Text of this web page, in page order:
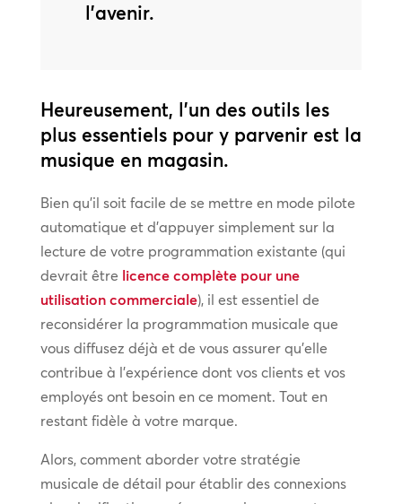
l’avenir.
Heureusement, l’un des outils les
plus essentiels pour y parvenir est la
musique en magasin.
Bien qu’il soit facile de se mettre en mode pilote
automatique et d’appuyer simplement sur la
lecture de votre programmation existante (qui
devrait être licence complète pour une
utilisation commerciale), il est essentiel de
reconsidérer la programmation musicale que
vous diffusez déjà et de vous assurer qu’elle
contribue à l’expérience dont vos clients et vos
employés ont besoin en ce moment. Tout en
restant fidèle à votre marque.
Alors, comment aborder votre stratégie
musicale de détail pour établir des connexions